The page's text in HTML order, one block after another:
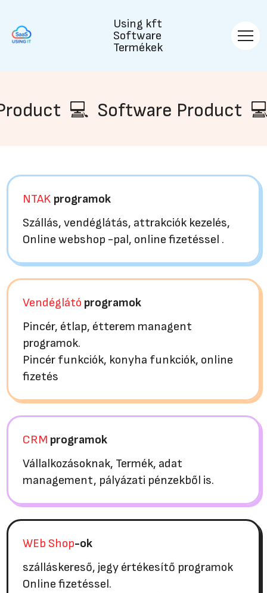
Using kft
Software
Termékek
Product 💻 Software
NTAK programok
Szállás, vendéglátás, attrakciók kezelés,
Online webshop -pal, online fizetéssel .
Vendéglátó programok
Pincér, étlap, étterem managent
programok.
Pincér funkciók, konyha funkciók, online
fizetés
CRM programok
Vállalkozásoknak, Termék, adat
management, pályázati pénzekből is.
WEb Shop-ok
szálláskereső, jegy értékesítő programok
Online fizetéssel.